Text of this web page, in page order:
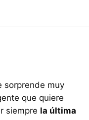
sorprende muy
que quiere
siempre la última